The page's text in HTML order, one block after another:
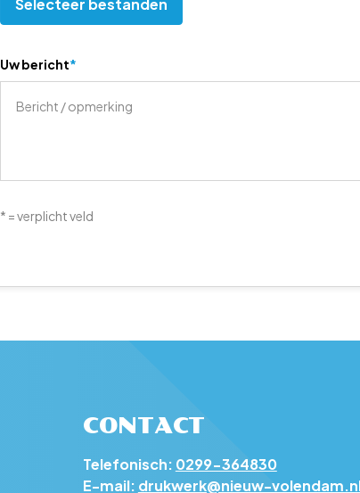
Selecteer bestanden
Uw bericht*
* = verplicht veld
CONTACT
Telefonisch: 0299-364830
E-mail: drukwerk@nieuw-